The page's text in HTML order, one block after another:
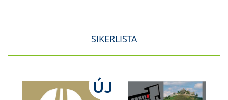
SIKERLISTA
ÚJ